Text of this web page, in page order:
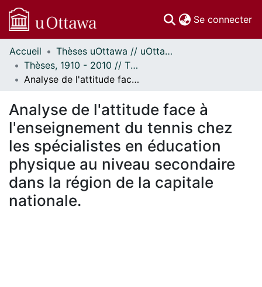
Se connecter
Communautés
et collections
Parcourir
À propos
Accueil
Thèses uOttawa // uOttawa Theses
Thèses, 1910 - 2010 // Theses, 1910 - 2010
Analyse de l'attitude face à l'enseignement du tennis chez les spécialistes en éducation physique au niveau secondaire dans la région de la capitale nationale.
Analyse de l'attitude face à
l'enseignement du tennis chez
les spécialistes en éducation
physique au niveau secondaire
dans la région de la capitale
nationale.